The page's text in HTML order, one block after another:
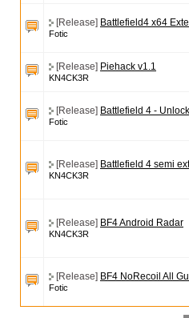
[Release] Battlefield4 x64
Fotic
[Release] Piehack v1.1
KN4CK3R
[Release] Battlefield 4 -
Fotic
[Release] Battlefield 4 semi
KN4CK3R
[Release] BF4 Android Radar
KN4CK3R
[Release] BF4 NoRecoil All
Fotic